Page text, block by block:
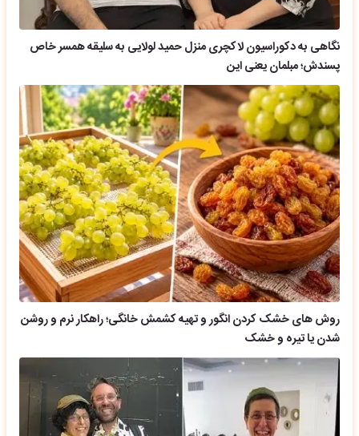
نگاهی به دکوراسیون لاکچری منزل حمید لولایی به سلیقه همسر خاص
پسندش؛ مبلمان یعنی این
روش های خشک کردن انگور و تهیه کشمش خانگی؛ راهکار نرم و روشن
شدن یا تیره و خشک